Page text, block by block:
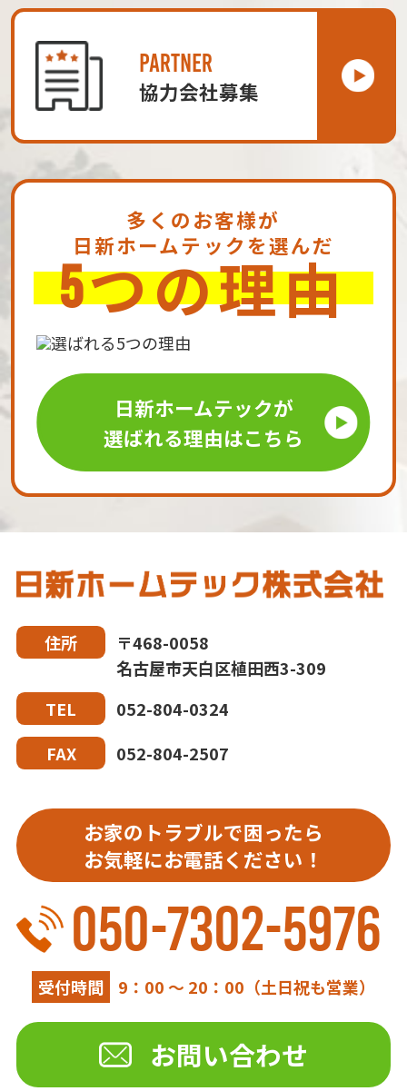
PARTNER
協力会社募集
多くのお客様が
日新ホームテックを選んだ
5つの理由
日新ホームテックが
選ばれる理由はこちら
住所
〒468-0058
名古屋市天白区植田西3-309
TEL
052-804-0324
FAX
052-804-2507
お家のトラブルで困ったら
お気軽にお電話ください！
050-7302-5976
受付時間 9：00 ～ 20：00（土日祝も営業）
お問い合わせ